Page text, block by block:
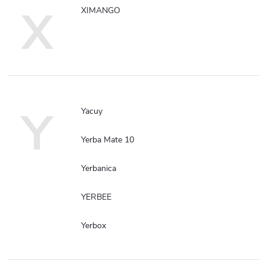
X XIMANGO
Y Yacuy
Yerba Mate 10
Yerbanica
YERBEE
Yerbox